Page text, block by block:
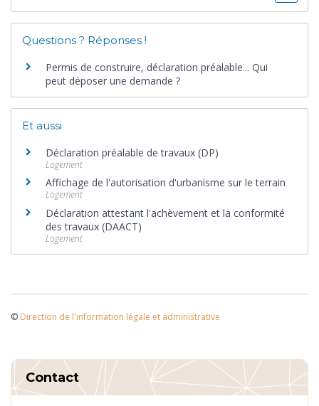
Questions ? Réponses !
Permis de construire, déclaration préalable... Qui
peut déposer une demande ?
Et aussi
Déclaration préalable de travaux (DP)
Logement
Affichage de l'autorisation d'urbanisme sur le terrain
Logement
Déclaration attestant l'achèvement et la conformité
des travaux (DAACT)
Logement
© Direction de l'information légale et administrative
Contact